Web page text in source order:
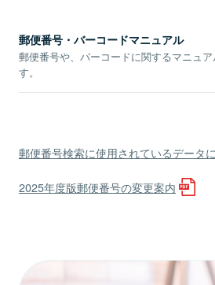
郵便番号・バーコードマニュアル
郵便番号や、バーコードに関するマニュ
す。
郵便番号検索に使用されているデータ
2025年度版郵便番号の変更案内